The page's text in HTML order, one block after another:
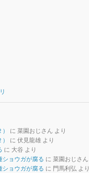
に 菜園おじさん より
に 伏見龍雄より
に 大谷 より
ショウガが腐る に 菜園おじさん
ショウガが腐る に 門馬利弘 より